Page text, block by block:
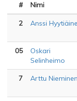
# Nimi
2 Anssi
05
Oskari
Selinheimo
7 Arttu Nieminen